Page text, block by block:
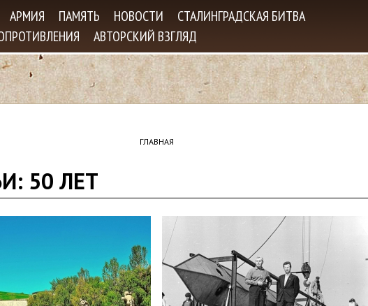
Jump to navigation
АРМИЯ ПАМЯТЬ НОВОСТИ
СТАЛИНГРАДСКАЯ БИТВА
АВТОРСКИЙ ВЗГЛЯД
ГЛАВНАЯ
50 ЛЕТ